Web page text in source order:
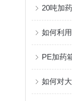
如何利